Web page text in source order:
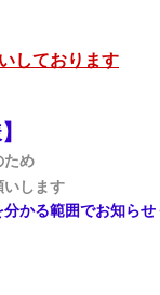
しております
ため
いします
かる範囲でお知らせ